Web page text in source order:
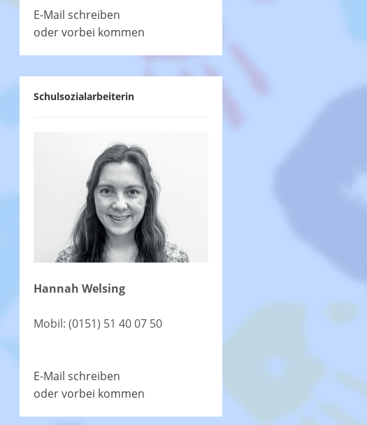
E-Mail schreiben
oder vorbei kommen
Schulsozialarbeiterin
Hannah Welsing
Mobil: (0151) 51 40 07 50
E-Mail schreiben
oder vorbei kommen